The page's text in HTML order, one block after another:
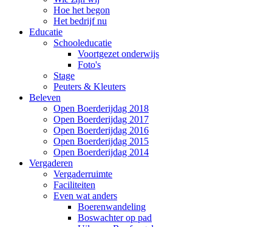
Hoe het begon
Het bedrijf nu
Educatie
Schooleducatie
Voortgezet onderwijs
Foto's
Stage
Peuters & Kleuters
Beleven
Open Boerderijdag 2018
Open Boerderijdag 2017
Open Boerderijdag 2016
Open Boerderijdag 2015
Open Boerderijdag 2014
Vergaderen
Vergaderruimte
Faciliteiten
Even wat anders
Boerenwandeling
Boswachter op pad